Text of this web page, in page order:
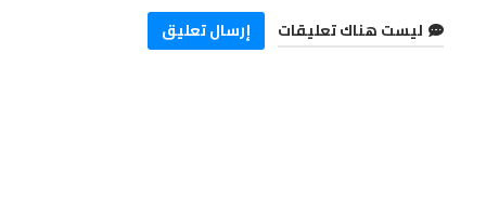
ليست هناك تعليقات إرسال تعليق